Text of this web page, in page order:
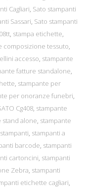
Cagliari, Sato stampanti
Sassari, Sato stampanti
, stampa etichette,
composizione tessuto,
accesso, stampante
fatture standalone,
, stampante per
per onoranze funebri,
Cg408, stampante
stand alone, stampante
stampanti, stampanti a
barcode, stampanti
cartoncini, stampanti
Zebra, stampanti
etichette cagliari,